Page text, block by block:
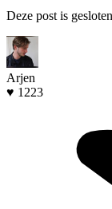
Deze post is
Arjen
♥ 1223